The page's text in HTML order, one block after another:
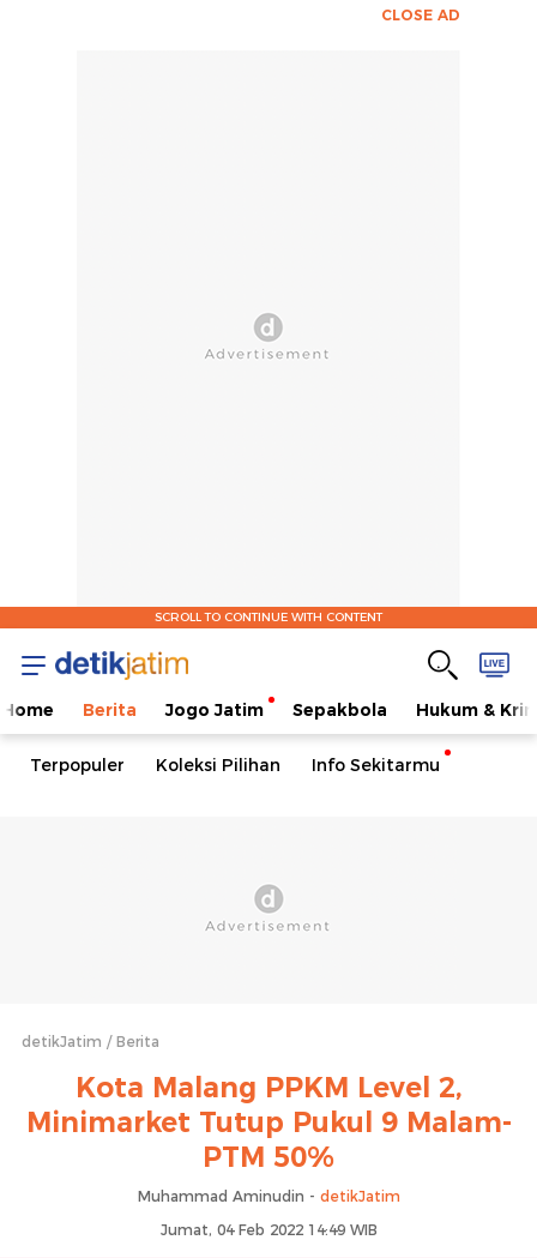
CLOSE AD
SCROLL TO CONTINUE WITH CONTENT
Home Berita Jogo Jatim Sepakbola Hukum &
Terpopuler Koleksi Pilihan Info Sekitarmu
detikJatim Berita
Kota Malang PPKM Level 2,
Minimarket Tutup Pukul 9 Malam-
PTM 50%
Muhammad Aminudin - detikJatim
Jumat, 04 Feb 2022 14:49 WIB